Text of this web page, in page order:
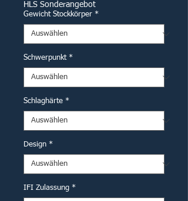
HLS Sonderangebot
Gewicht Stockkörper *
Schwerpunkt *
Schlaghärte *
Design *
IFI Zulassung *